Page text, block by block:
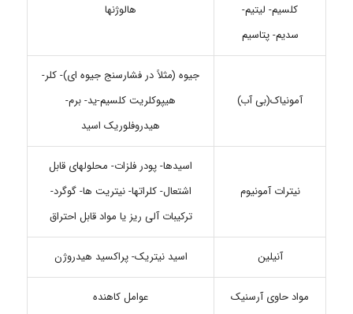
کلسیم- لیتیم-
سدیم- پتاسیم
هالوژنها
آمونیاک(بی آب)
جیوه (مثلاً در فشارسنج جیوه ای)- کلر-
هیپوکلریت کلسیم-ید- برم-
هیدروفلوریک اسید
نیترات آمونیوم
اسیدها- پودر فلزات- محلولهای قابل
اشتعال- کلراتها- نیتریت ها- گوگرد-
ترکیبات آلی ریز یا مواد قابل احتراق
آنیلین اسید نیتریک- پراکسید هیدروژن
مواد حاوی آرسنیک عوامل کاهنده